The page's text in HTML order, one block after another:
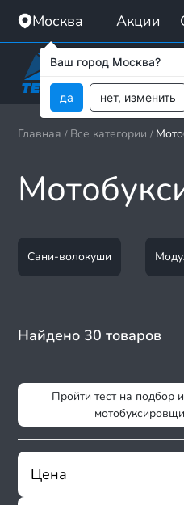
Москва Акции
Главная / Все категории /
Сани-волокуши
Найдено 30 товаров
Пройти тест на подбор
Цена
Ваш город Москва?
да нет, изменить